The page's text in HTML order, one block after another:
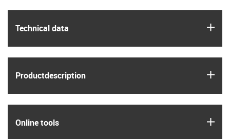
Technical data
Product­description
Online tools